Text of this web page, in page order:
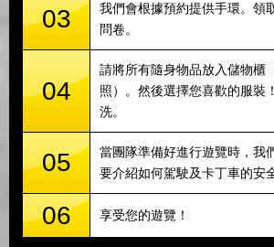
03
我們會根據預約提供手環。領
問卷。
04
請將所有隨身物品放入儲物櫃
照）。然後選擇您喜歡的服裝
洗。
05
當團隊準備好進行遊覽時，我
要介紹如何駕駛及卡丁車的安
06 享受您的遊覽！